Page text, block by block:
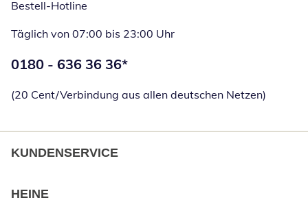
Bestell-Hotline
Täglich von 07:00 bis 23:00 Uhr
Telefonnummer:
0180 - 636 36 36*
(20 Cent/Verbindung aus allen deutschen Netzen)
KUNDENSERVICE
HEINE